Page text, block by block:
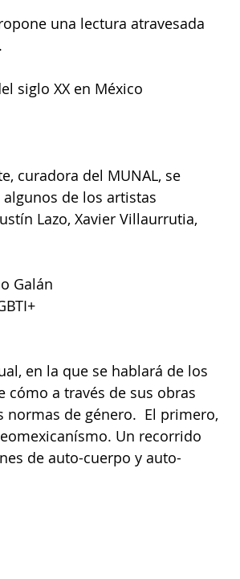
una lectura atravesada
siglo XX en México
curadora del MUNAL, se
de los artistas
Lazo, Xavier Villaurrutia,
Galán
en la que se hablará de los
cómo a través de sus obras
de género.  El primero,
Un recorrido
de auto-cuerpo y auto-